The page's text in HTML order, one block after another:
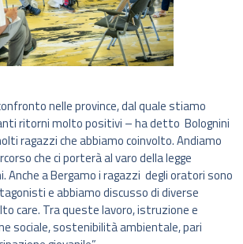
nelle province, dal quale stiamo
ritorni molto positivi – ha detto Bolognini
ragazzi che abbiamo coinvolto. Andiamo
che ci porterà al varo della legge
Anche a Bergamo i ragazzi degli oratori sono
e abbiamo discusso di diverse
care. Tra queste lavoro, istruzione e
sociale, sostenibilità ambientale, pari